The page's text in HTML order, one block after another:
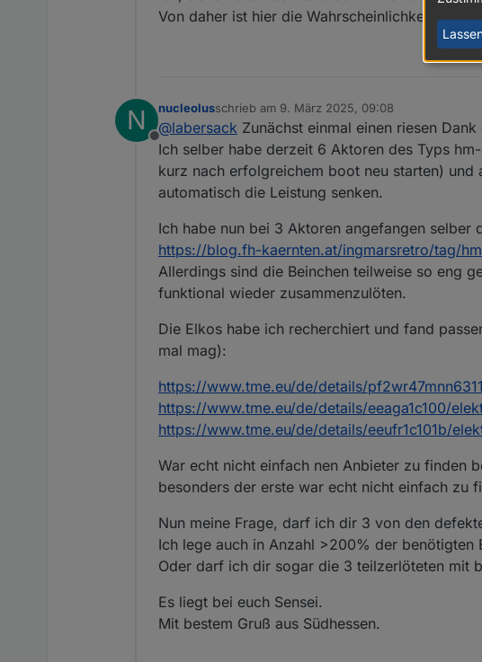
Von daher ist hier die Wahrscheinlichkeit
N
Offline
nucleolusschrieb am 9. März 2025, 09:08
zuletzt editiert von
@labersack Zunächst einmal einen riesen
Ich selber habe derzeit 6 Aktoren des Typs
kurz nach erfolgreichem boot neu starten)
automatisch die Leistung senken.
Ich habe nun bei 3 Aktoren angefangen selber
https://blog.fh-kaernten.at/ingmarsretro/tag/
Allerdings sind die Beinchen teilweise so eng
funktional wieder zusammenzulöten.
Die Elkos habe ich recherchiert und fand
mal mag):
https://www.tme.eu/de/details/
https://www.tme.eu/de/details/eeaga1c100/
https://www.tme.eu/de/details/eeufr1c101b/
War echt nicht einfach nen Anbieter zu finden
besonders der erste war echt nicht einfach zu
Nun meine Frage, darf ich dir 3 von den
Ich lege auch in Anzahl >200% der benötigten
Oder darf ich dir sogar die 3 teilzerlöteten mit
Es liegt bei euch Sensei.
Mit bestem Gruß aus Südhessen.